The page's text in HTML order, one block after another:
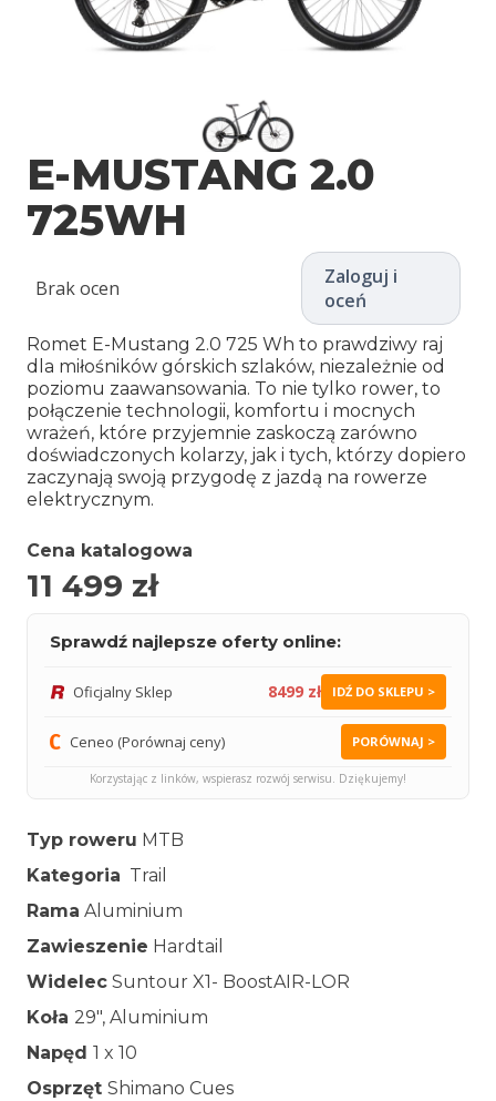
E-MUSTANG 2.0
725WH
Brak ocen
Zaloguj i
oceń
Romet E-Mustang 2.0 725 Wh to prawdziwy raj
dla miłośników górskich szlaków, niezależnie od
poziomu zaawansowania. To nie tylko rower, to
połączenie technologii, komfortu i mocnych
wrażeń, które przyjemnie zaskoczą zarówno
doświadczonych kolarzy, jak i tych, którzy dopiero
zaczynają swoją przygodę z jazdą na rowerze
elektrycznym.
Cena katalogowa
11 499 zł
Sprawdź najlepsze oferty online:
Oficjalny Sklep 8499 zł IDŹ DO SKLEPU >
Ceneo (Porównaj ceny) PORÓWNAJ >
Korzystając z linków, wspierasz rozwój serwisu. Dziękujemy!
Typ roweru MTB
Kategoria Trail
Rama Aluminium
Zawieszenie Hardtail
Widelec Suntour X1- BoostAIR-LOR
Koła 29″, Aluminium
Napęd 1 x 10
Osprzęt Shimano Cues